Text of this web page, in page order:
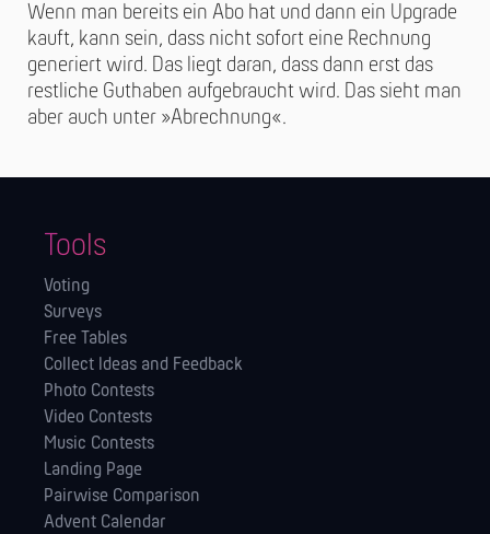
Wenn man bereits ein Abo hat und dann ein Upgrade
kauft, kann sein, dass nicht sofort eine Rechnung
generiert wird. Das liegt daran, dass dann erst das
restliche Guthaben aufgebraucht wird. Das sieht man
aber auch unter »Abrechnung«.
Tools
Voting
Surveys
Free Tables
Collect Ideas and Feedback
Photo Contests
Video Contests
Music Contests
Landing Page
Pairwise Comparison
Advent Calendar